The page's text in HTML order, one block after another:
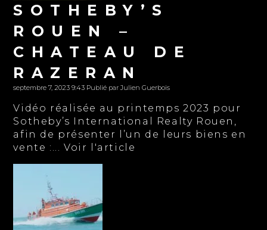
SOTHEBY’S
ROUEN –
CHATEAU DE
RAZERAN
septembre 7, 2023 9:43 Publié parJulien Guerbois
Vidéo réalisée au printemps 2023 pour
Sotheby’s International Realty Rouen,
afin de présenter l’un de leurs biens en
vente :... Voir l'article